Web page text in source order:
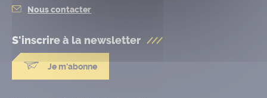
Nous contacter
S'inscrire à la newsletter
Je m'abonne